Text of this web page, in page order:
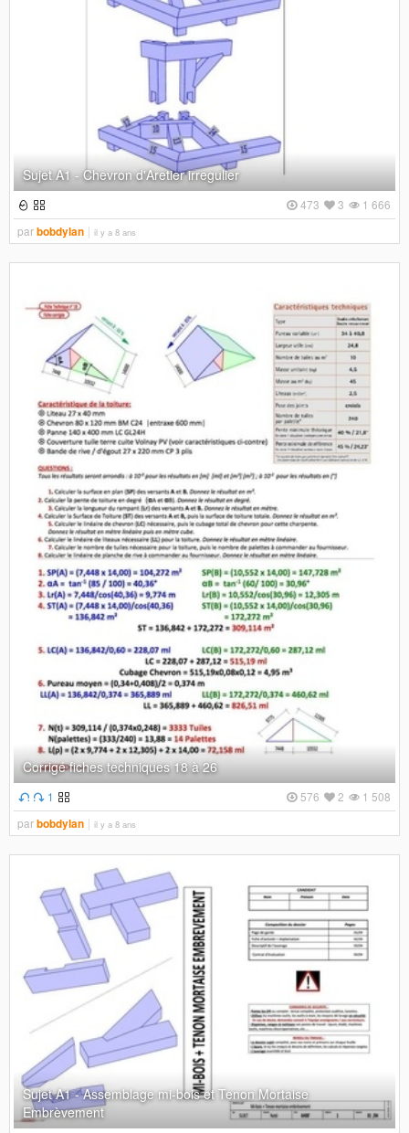
Sujet A1 - Chevron d'Aretier irregulier
1 666
3
473
parbobdylan il y a 8 ans
Corrigé fiches techniques 18 à 26
1 1 508
2
576
parbobdylan il y a 8 ans
Sujet A1 - Assemblage mi-bois et Tenon Mortaise
Embrèvement